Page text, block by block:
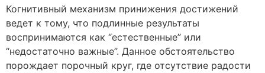
Когнитивный механизм принижения достижений
ведет к тому, что подлинные результаты
воспринимаются как “естественные” или
“недостаточно важные”. Данное обстоятельство
порождает порочный круг, где отсутствие радости